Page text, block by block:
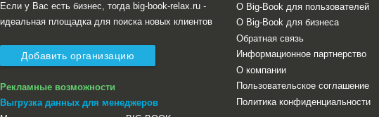
Если у Вас есть бизнес, тогда big-book-relax.ru -
идеальная площадка для поиска новых клиентов
Добавить организацию
Рекламные возможности
Выгрузка данных для менеджеров
О Big-Book для пользователей
О Big-Book для бизнеса
Обратная связь
Информационное партнерство
О компании
Пользовательское соглашение
Политика конфиденциальности